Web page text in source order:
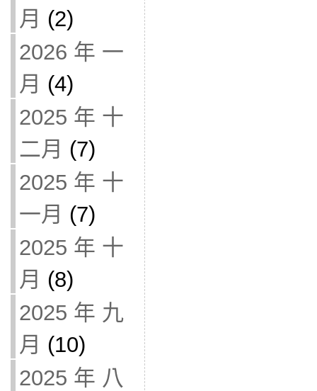
月 (2)
2026 年 一
月 (4)
2025 年 十
二月 (7)
2025 年 十
一月 (7)
2025 年 十
月 (8)
2025 年 九
月 (10)
2025 年 八